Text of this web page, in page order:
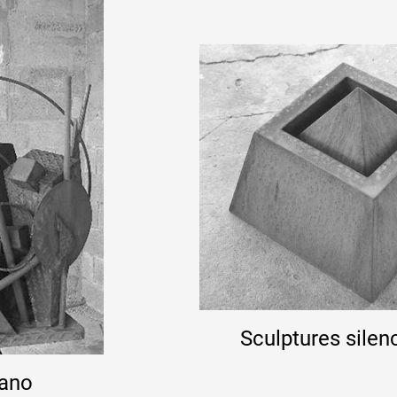
Sculptures